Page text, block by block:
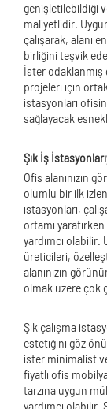
genişletilebildiği
maliyetlidir.
çalışarak, alanı
birliğini teşvik
İster odaklanmış
projeleri için
istasyonları
sağlayacak
Şık İş
Ofis alanınızın
olumlu bir ilk
istasyonları,
ortamı
yardımcı olabilir.
üreticileri,
alanınızın
olmak üzere çok
Şık çalışma
estetiğini göz
ister minimalist
fiyatlı ofis
tarzına uygun
yardımcı olabilir.